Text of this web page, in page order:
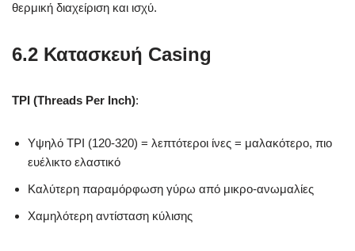
θερμική διαχείριση και ισχύ.
6.2 Κατασκευή Casing
TPI (Threads Per Inch):
Υψηλό TPI (120-320) = λεπτότεροι ίνες = μαλακότερο, πιο
ευέλικτο ελαστικό
Καλύτερη παραμόρφωση γύρω από μικρο-ανωμαλίες
Χαμηλότερη αντίσταση κύλισης